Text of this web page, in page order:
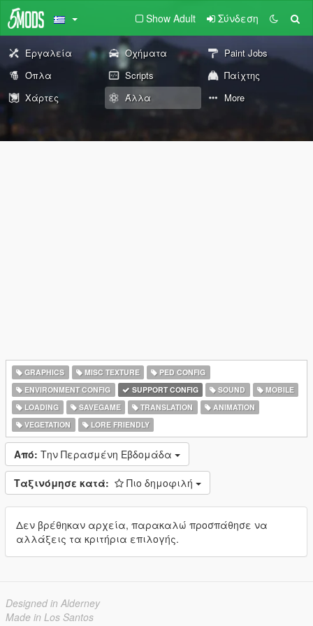
Show Adult Σύνδεση
Εργαλεία Οχήματα
Paint Jobs
Όπλα
Scripts
Παίχτης
Χάρτες
Άλλα More
GRAPHICS MISC TEXTURE
PED CONFIG
ENVIRONMENT CONFIG
SUPPORT CONFIG SOUND
MOBILE
LOADING
SAVEGAME TRANSLATION
ANIMATION
VEGETATION
LORE FRIENDLY
Από: Την Περασμένη Εβδομάδα
Ταξινόμησε κατά: Πιο δημοφιλή
Δεν βρέθηκαν αρχεία, παρακαλώ προσπάθησε να
αλλάξεις τα κριτήρια επιλογής.
Designed in Alderney
Made in Los Santos